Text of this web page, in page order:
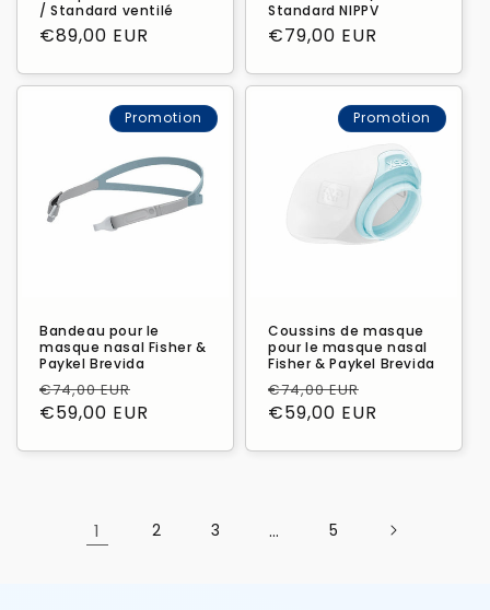
/ Standard ventilé
Prix
€89,00 EUR
Standard NIPPV
Prix
€79,00 EUR
Promotion
Bandeau pour le
masque nasal Fisher &
Paykel Brevida
Prix
habituel
€74,00 EUR
promotionnel
€59,00 EUR
Promotion
Coussins de masque
pour le masque nasal
Fisher & Paykel Brevida
Prix
habituel
€74,00 EUR
€59,00 EUR
1 2 3 … 5